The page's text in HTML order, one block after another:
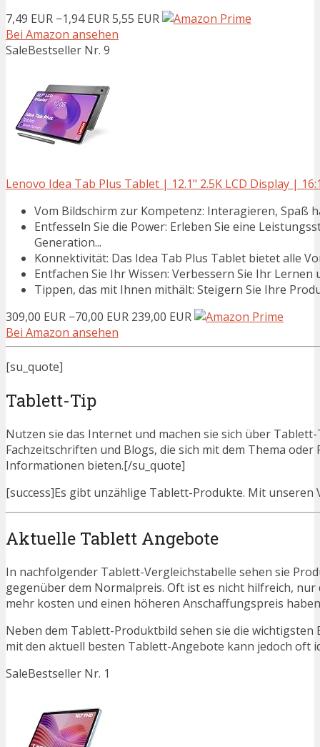
7,49 EUR −1,94 EUR5,55 EUR
Bei Amazon ansehen
SaleBestseller Nr. 9
Lenovo Idea Tab Plus Tablet | 12.1" 2.5K LCD Display |
Vom Bildschirm zur Kompetenz: Interagieren, Spaß
Entfesseln Sie die Power: Erleben Sie eine
Generation...
Konnektivität: Das Idea Tab Plus Tablet bietet alle
Entfachen Sie Ihr Wissen: Verbessern Sie Ihr
Tippen, das mit Ihnen mithält: Steigern Sie Ihre
309,00 EUR −70,00 EUR 239,00 EUR
Bei Amazon ansehen
[su_quote]
Tablett-Tip
Nutzen sie das Internet und machen sie sich über
Fachzeitschriften und Blogs, die sich mit dem Thema
Informationen bieten.[/su_quote]
[success]Es gibt unzählige Tablett-Produkte. Mit unseren
Aktuelle Tablett Angebote
In nachfolgender Tablett-Vergleichstabelle sehen sie
gegenüber dem Normalpreis. Oft ist es nicht hilfreich,
mehr kosten und einen höheren Anschaffungspreis
Neben dem Tablett-Produktbild sehen sie die
mit den aktuell besten Tablett-Angebote kann jedoch oft
SaleBestseller Nr. 1